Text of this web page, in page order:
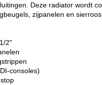
Deze radiator wordt
zijpanelen en
2"
consoles)